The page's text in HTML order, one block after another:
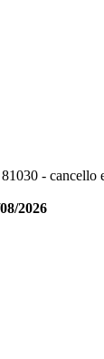
- cancello
2026